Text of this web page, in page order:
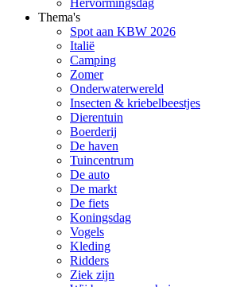
Hervormingsdag
Thema's
Spot aan KBW 2026
Italië
Camping
Zomer
Onderwaterwereld
Insecten & kriebelbeestjes
Dierentuin
Boerderij
De haven
Tuincentrum
De auto
De markt
De fiets
Koningsdag
Vogels
Kleding
Ridders
Ziek zijn